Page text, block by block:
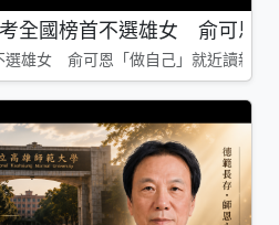
全國榜首不選雄女 俞可恩
選雄女 俞可恩「做自己」就近讀新莊